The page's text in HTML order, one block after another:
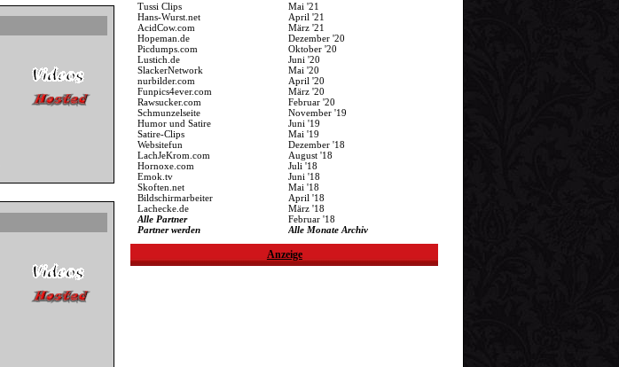
Tussi Clips
Hans-Wurst.net
AcidCow.com
Hopeman.de
Picdumps.com
Lustich.de
SlackerNetwork
nurbilder.com
Funpics4ever.com
Rawsucker.com
Schmunzelseite
Humor und Satire
Satire-Clips
Websitefun
LachJeKrom.com
Hornoxe.com
Emok.tv
Skoften.net
Bildschirmarbeiter
Lachecke.de
Alle Partner
Partner werden
Mai '21
April '21
März '21
Dezember '20
Oktober '20
Juni '20
Mai '20
April '20
März '20
Februar '20
November '19
Juni '19
Mai '19
Dezember '18
August '18
Juli '18
Juni '18
Mai '18
April '18
März '18
Februar '18
Alle Monate Archiv
Anzeige